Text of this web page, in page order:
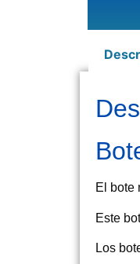
El bote
Este
Los